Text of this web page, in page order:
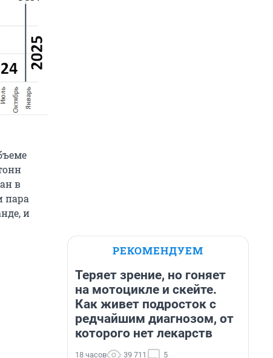
в
пара
и
РЕКОМЕНДУЕМ
Теряет зрение, но гоняет
на мотоцикле и скейте.
Как живет подросток с
редчайшим диагнозом, от
которого нет лекарств
18 часов 39 711 5